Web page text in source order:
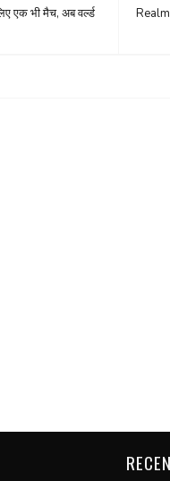
एक भी मैच, अब वर्ल्‍ड